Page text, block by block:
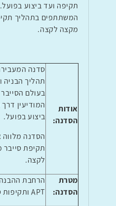
תקיפה ועד ביצוע
המשתתפים בתהליך
מקצה לקצה.
אודות
הסדנה:
סדנה
תהליך הבניה
בעולם
המודיעין
ביצוע בפועל.
הסדנה
תקיפת
לקצה.
מטרת
הסדנה:
הרחבת
APTותקיפות